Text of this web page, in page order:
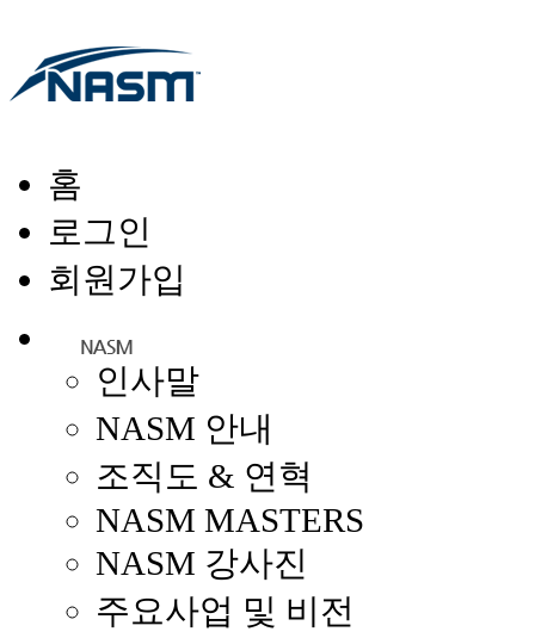
홈
로그인
회원가입
인사말
NASM 안내
조직도 & 연혁
NASM MASTERS
NASM 강사진
주요사업 및 비전